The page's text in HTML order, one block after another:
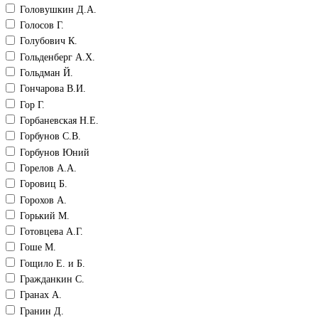
Головушкин Д.А.
Голосов Г.
Голубович К.
Гольденберг А.Х.
Гольдман Й.
Гончарова В.И.
Гор Г.
Горбаневская Н.Е.
Горбунов С.В.
Горбунов Юний
Горелов А.А.
Горовиц Б.
Горохов А.
Горький М.
Готовцева А.Г.
Гоше М.
Гощило Е. и Б.
Гражданкин С.
Гранах А.
Гранин Д.